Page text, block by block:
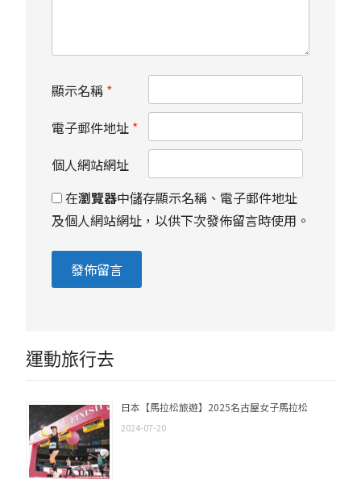
顯示名稱 *
電子郵件地址 *
個人網站網址
在瀏覽器中儲存顯示名稱、電子郵件地址
及個人網站網址，以供下次發佈留言時使用。
運動旅行去
日本【馬拉松旅遊】2025名古屋女子馬拉松
2024-07-20